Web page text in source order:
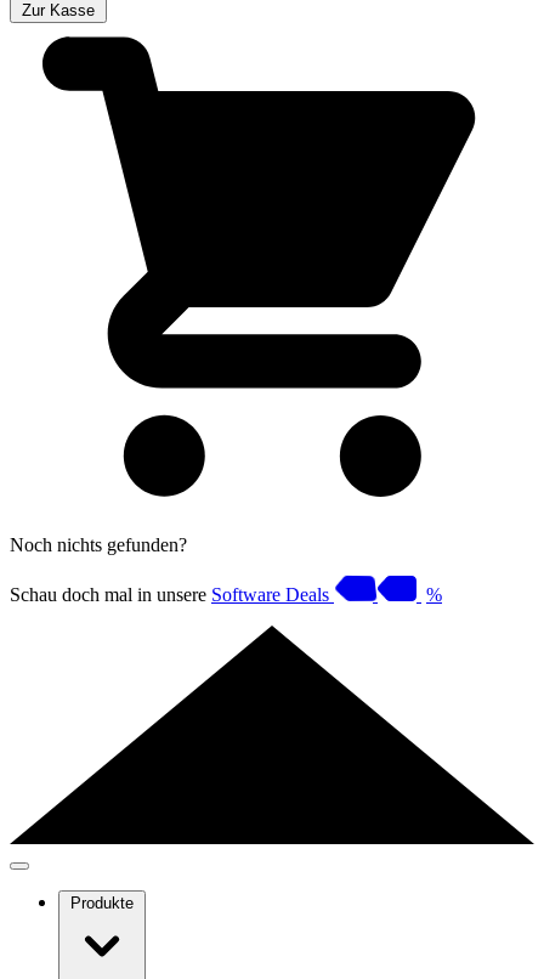
Zur Kasse
Noch nichts gefunden?
Schau doch mal in unsere Software Deals %
Produkte